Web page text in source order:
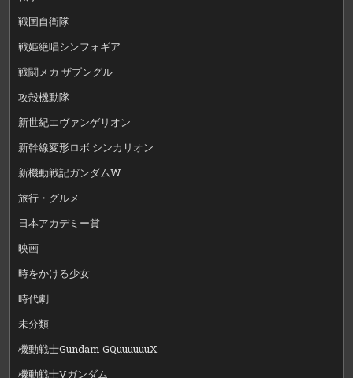
戦国自衛隊
戦姫絶唱シンフォギア
戦闘メカ ザブングル
攻殻機動隊
新世紀エヴァンゲリオン
新幹線変形ロボ シンカリオン
新機動戦記ガンダムW
旅行・グルメ
日本アカデミー賞
映画
時をかける少女
時代劇
未分類
機動戦士Gundam GQuuuuuuX
機動戦士Vガンダム